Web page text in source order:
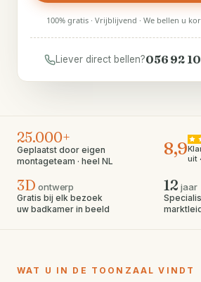
100% gratis · Vrijblijvend · We bellen u
Liever direct bellen?056 92
25.000+
Geplaatst door eigen
montageteam · heel NL
8,9uit
3D ontwerp
Gratis bij elk bezoek
uw badkamer in beeld
12jaar
WAT U IN DE TOONZAAL VINDT